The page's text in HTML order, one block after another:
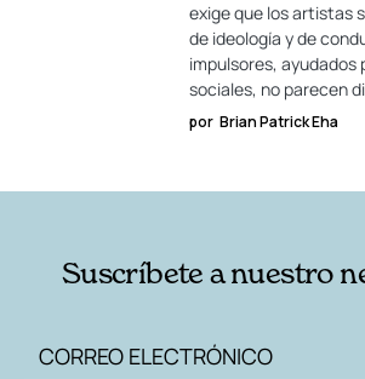
exige que los artistas
de ideología y de
impulsores, ayudados
sociales, no parecen
por Brian Patrick Eha
Suscríbete a nuestro